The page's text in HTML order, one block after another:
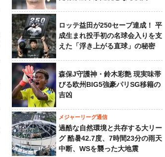
ロッテ益田が250セーブ達成！ 平
成生まれ投手初の名球会入りを支
えた「浮き上がる直球」の秘密
森保J守護神・鈴木彩艶 現実味帯
びる欧州BIG5強豪パリSG移籍の
吉凶
メジャーリーグ通信
過酷な自然環境と共存する大リー
グ 酷暑42.7度、7時間23分の雨天
中断、WSを襲った大地震